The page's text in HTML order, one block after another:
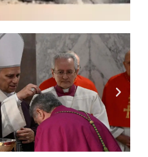
historia
Javier Gómez,
recuperar nuestra
historia.
mas...